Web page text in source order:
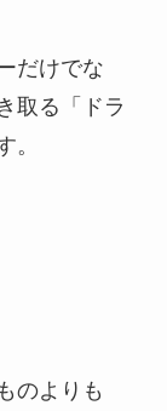
だけでな
取る「ドラ
。
のよりも